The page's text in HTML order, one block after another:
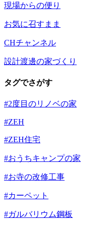
現場からの便り
お気に召すまま
CHチャンネル
設計渡邊の家づくり
タグでさがす
#2度目のリノベの家
#ZEH
#ZEH住宅
#おうちキャンプの家
#お寺の改修工事
#カーペット
#ガルバリウム鋼板